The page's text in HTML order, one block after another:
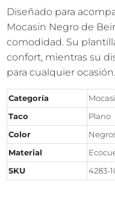
Diseñado para
Mocasin Negro de
comodidad. Su
confort, mientras su
para cualquier ocasión.
Categoría
Taco
Plano
Color
Material
SKU
4283-